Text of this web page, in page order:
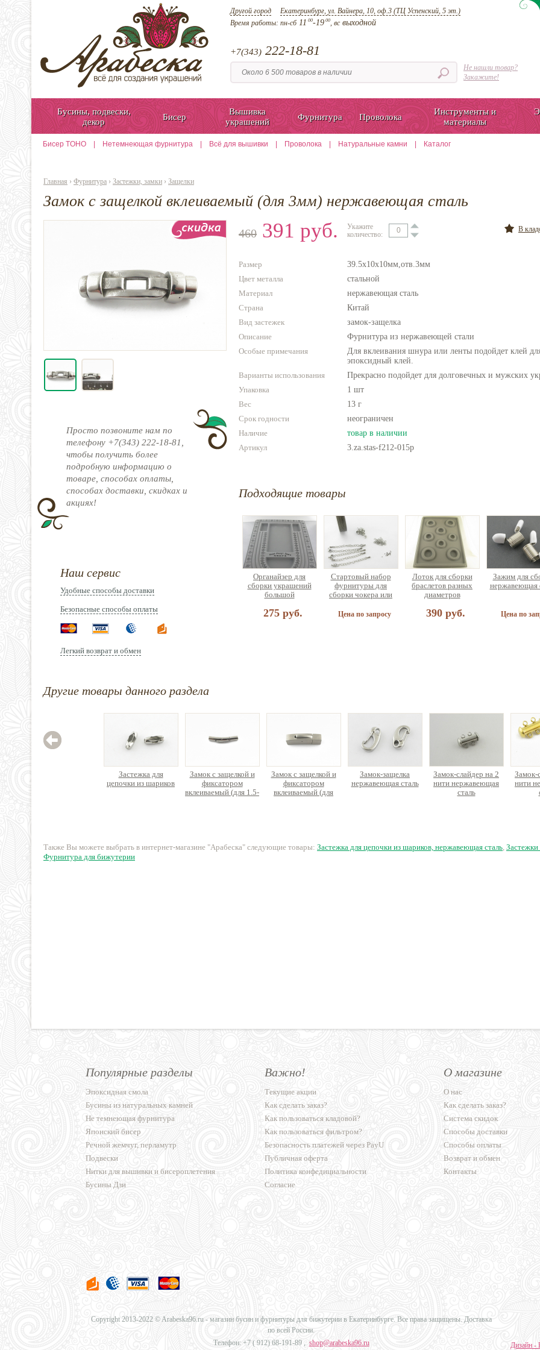
Другой город Екатеринбург, ул. Вайнера, 10, оф.3 (ТЦ Успенский, 5 эт.)
Время работы: пн-сб11 00-19 00, всвыходной
+7(343) 222-18-81
Не нашли товар?
Закажите!
Бусины, подвески,
декор
Бисер
Вышивка
украшений
Фурнитура Проволока
Инструменты и
материалы
Бисер TOHO Нетемнеющая фурнитура Всё для вышивки Проволока Натуральные камни Каталог
Главная › Фурнитура › Застежки, замки › Защелки
Замок с защелкой вклеиваемый (для 3мм) нержавеющая сталь
Просто позвоните нам по
телефону +7(343) 222-18-81,
чтобы получить более
подробную информацию о
товаре, способах оплаты,
способах доставки, скидках и
акциях!
Наш сервис
Удобные способы доставки
Безопасные способы оплаты
Легкий возврат и обмен
460 391 руб.
Укажите
количество:
В
Размер
39.5х10х10мм,отв.3мм
Цвет металла
стальной
Материал
нержавеющая сталь
Страна
Китай
Вид застежек
замок-защелка
Описание
Фурнитура из нержавеющей стали
Особые примечания
Для вклеивания шнура или ленты подойдет клей
эпоксидный клей.
Варианты использования
Прекрасно подойдет для долговечных и мужских
Упаковка
1 шт
Вес
13 г
Срок годности
неограничен
Наличие
товар в наличии
Артикул
3.za.stas-f212-015p
Подходящие товары
Органайзер для
сборки украшений
большой
275 руб.
Стартовый набор
фурнитуры для
сборки чокера или
украшений)
Цена по запросу
Лоток для сборки
браслетов разных
диаметров
390 руб.
Зажим для
нержавеющая
Цена по
Другие товары данного раздела
Застежка для
цепочки из шариков
Замок с защелкой и
фиксатором
вклеиваемый (для 1.5-
Замок с защелкой и
фиксатором
вклеиваемый (для
Замок-защелка
нержавеющая сталь
Замок-слайдер на 2
нити нержавеющая
сталь
Замок-
нити
Также Вы можете выбрать в интернет-магазине "Арабеска" следующие товары: Застежка для цепочки из шариков, нержавеющая сталь, Застежки
Фурнитура для бижутерии
Популярные разделы
Эпоксидная смола
Бусины из натуральных камней
Не темнеющая фурнитура
Японский бисер
Речной жемчуг, перламутр
Подвески
Нитки для вышивки и бисероплетения
Бусины Дзи
Важно!
Текущие акции
Как сделать заказ?
Как пользоваться кладовой?
Как пользоваться фильтром?
Безопасность платежей через PayU
Публичная оферта
Политика конфедициальности
Согласие
О магазине
О нас
Как сделать заказ?
Система скидок
Способы доставки
Способы оплаты
Возврат и обмен
Контакты
Copyright 2013-2022 © Arabeska96.ru - магазин бусин и фурнитуры для бижутерии в Екатеринбурге. Все права защищены. Доставка
по всей России.
Телефон: +7 ( 912) 68-191-89, shop@arabeska96.ru Дизайн -